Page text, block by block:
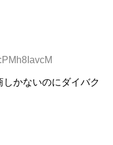
かないのにダイバク